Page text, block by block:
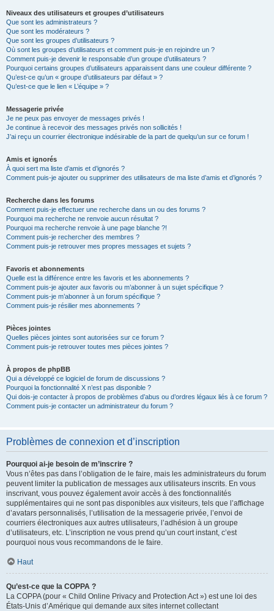
Niveaux des utilisateurs et groupes d’utilisateurs
Que sont les administrateurs ?
Que sont les modérateurs ?
Que sont les groupes d’utilisateurs ?
Où sont les groupes d’utilisateurs et comment puis-je en rejoindre un ?
Comment puis-je devenir le responsable d’un groupe d’utilisateurs ?
Pourquoi certains groupes d’utilisateurs apparaissent dans une couleur différente ?
Qu’est-ce qu’un « groupe d’utilisateurs par défaut » ?
Qu’est-ce que le lien « L’équipe » ?
Messagerie privée
Je ne peux pas envoyer de messages privés !
Je continue à recevoir des messages privés non sollicités !
J’ai reçu un courrier électronique indésirable de la part de quelqu’un sur ce forum !
Amis et ignorés
À quoi sert ma liste d’amis et d’ignorés ?
Comment puis-je ajouter ou supprimer des utilisateurs de ma liste d’amis et d’ignorés ?
Recherche dans les forums
Comment puis-je effectuer une recherche dans un ou des forums ?
Pourquoi ma recherche ne renvoie aucun résultat ?
Pourquoi ma recherche renvoie à une page blanche ?!
Comment puis-je rechercher des membres ?
Comment puis-je retrouver mes propres messages et sujets ?
Favoris et abonnements
Quelle est la différence entre les favoris et les abonnements ?
Comment puis-je ajouter aux favoris ou m’abonner à un sujet spécifique ?
Comment puis-je m’abonner à un forum spécifique ?
Comment puis-je résilier mes abonnements ?
Pièces jointes
Quelles pièces jointes sont autorisées sur ce forum ?
Comment puis-je retrouver toutes mes pièces jointes ?
À propos de phpBB
Qui a développé ce logiciel de forum de discussions ?
Pourquoi la fonctionnalité X n’est pas disponible ?
Qui dois-je contacter à propos de problèmes d’abus ou d’ordres légaux liés à ce forum ?
Comment puis-je contacter un administrateur du forum ?
Problèmes de connexion et d’inscription
Pourquoi ai-je besoin de m’inscrire ?
Vous n’êtes pas dans l’obligation de le faire, mais les administrateurs du forum
peuvent limiter la publication de messages aux utilisateurs inscrits. En vous
inscrivant, vous pouvez également avoir accès à des fonctionnalités
supplémentaires qui ne sont pas disponibles aux visiteurs, tels que l’affichage
d’avatars personnalisés, l’utilisation de la messagerie privée, l’envoi de
courriers électroniques aux autres utilisateurs, l’adhésion à un groupe
d’utilisateurs, etc. L’inscription ne vous prend qu’un court instant, c’est
pourquoi nous vous recommandons de le faire.
Haut
Qu’est-ce que la COPPA ?
La COPPA (pour « Child Online Privacy and Protection Act ») est une loi des
États-Unis d’Amérique qui demande aux sites internet collectant